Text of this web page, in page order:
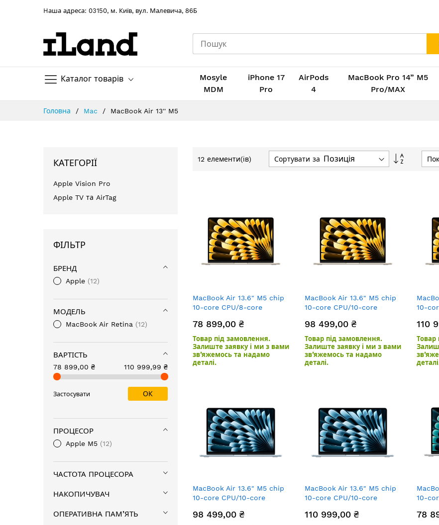
Hаша адреса: 03150, м. Київ, вул. Малевича, 86Б
Каталог товарів
Mosyle
MDM
iPhone 17
Pro
AirPods
4
MacBook Pro 14” M5
Pro/MAX
Головна Mac MacBook Air 13'' M5
12 елементи(ів) Сортувати за
Сортувати
MacBook Air 13.6" M5 chip
10-core CPU/8-core
Starlight
78 899,00 ₴
Товар під замовлення.
Залиште заявку і ми з вами
зв’яжемось та надамо
деталі.
MacBook Air 13.6" M5 chip
10-core CPU/10-core
Starlight
98 499,00 ₴
Товар під замовлення.
Залиште заявку і ми з вами
зв’яжемось та надамо
деталі.
10-
110
Товар
MacBook Air 13.6" M5 chip
10-core CPU/10-core
98 499,00 ₴
MacBook Air 13.6" M5 chip
10-core CPU/10-core
Blue
110 999,00 ₴
10-
78
КАТЕГОРІЇ
Apple Vision Pro
Apple TV та AirTag
ФІЛЬТР
БРЕНД
Apple 12
МОДЕЛЬ
MacBook Air Retina 12
ВАРТІСТЬ
78 899,00 ₴ 110 999,99 ₴
Застосувати ОК
ПРОЦЕСОР
Apple M5 12
ЧАСТОТА ПРОЦЕСОРА
НАКОПИЧУВАЧ
ОПЕРАТИВНА ПАМ’ЯТЬ